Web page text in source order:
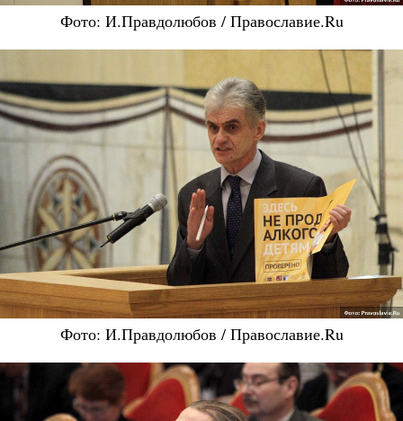
Фото: И.Правдолюбов / Православие.Ru
Фото: И.Правдолюбов / Православие.Ru